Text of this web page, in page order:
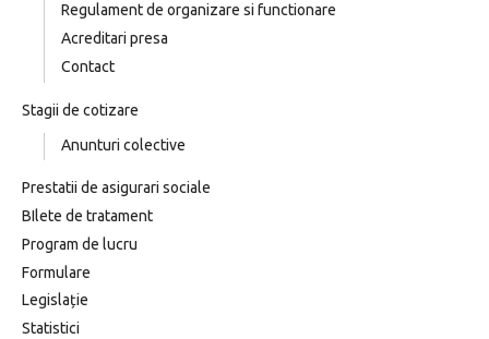
Regulament de organizare si functionare
Acreditari presa
Contact
Stagii de cotizare
Anunturi colective
Prestatii de asigurari sociale
BIlete de tratament
Program de lucru
Formulare
Legislație
Statistici